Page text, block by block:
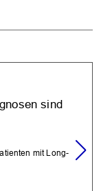
sind
mit Long-